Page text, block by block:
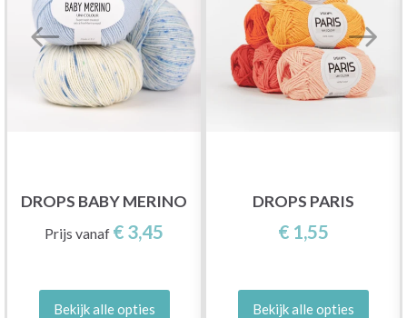
DROPS BABY MERINO
Prijs vanaf € 3,45
Bekijk alle opties
DROPS PARIS
€ 1,55
Bekijk alle opties